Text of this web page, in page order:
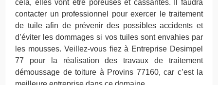
cela, elles vont être poreuses et cassantes. Il faudra
contacter un professionnel pour exercer le traitement
de tuile afin de prévenir des possibles accidents et
d’éviter les dommages si vos tuiles sont envahies par
les mousses. Veillez-vous fiez à Entreprise Desimpel
77 pour la réalisation des travaux de traitement
démoussage de toiture à Provins 77160, car c’est la